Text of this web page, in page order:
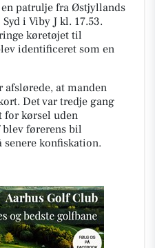
en patrulje fra Østjyllands
i Viby J kl. 17.53.
køretøjet til
identificeret som en
at manden
Det var tredje gang
for kørsel uden
førerens bil
konfiskation.